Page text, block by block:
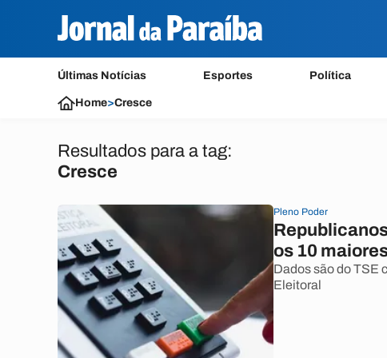
Últimas Notícias Esportes Política
Home>Cresce
Resultados para a tag:
Cresce
Pleno Poder
os 10
Dados são do TSE
Eleitoral